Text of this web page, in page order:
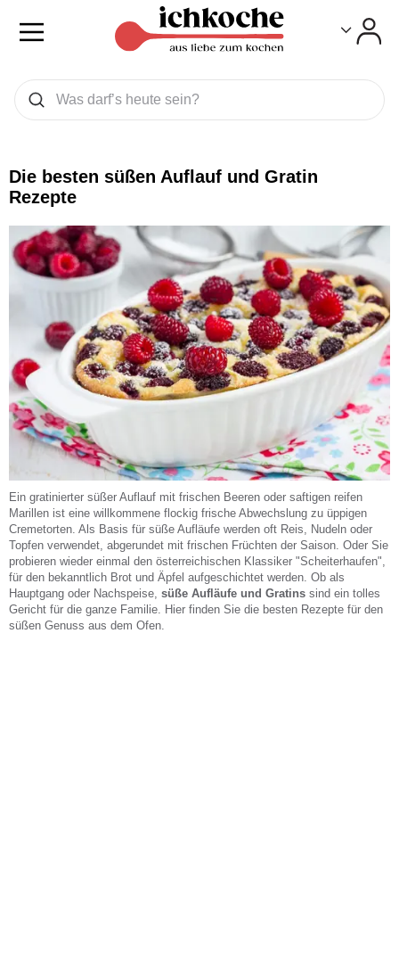
Was wollen Sie suchen
Suchen
Die besten süßen Auflauf und Gratin
Rezepte
Ein gratinierter süßer Auflauf mit frischen Beeren oder saftigen reifen
Marillen ist eine willkommene flockig frische Abwechslung zu üppigen
Cremetorten. Als Basis für süße Aufläufe werden oft Reis, Nudeln oder
Topfen verwendet, abgerundet mit frischen Früchten der Saison. Oder Sie
probieren wieder einmal den österreichischen Klassiker "Scheiterhaufen",
für den bekanntlich Brot und Äpfel aufgeschichtet werden. Ob als
Hauptgang oder Nachspeise, süße Aufläufe und Gratins sind ein tolles
Gericht für die ganze Familie. Hier finden Sie die besten Rezepte für den
süßen Genuss aus dem Ofen.